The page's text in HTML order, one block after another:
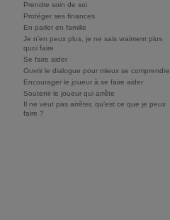
Prendre soin de soi
Protéger ses finances
En parler en famille
Je n’en peux plus, je ne sais vraiment plus
quoi faire
Se faire aider
Ouvrir le dialogue pour mieux se comprendre
Encourager le joueur à se faire aider
Soutenir le joueur qui arrête
Il ne veut pas arrêter, qu’est ce que je peux
faire ?